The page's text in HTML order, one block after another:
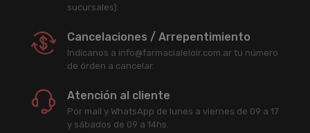
sucursales).
Cancelaciones / Arrepentimiento
Indicanos a info@farmacialeloir.com.ar tu número
de órden a cancelar.
Atención al cliente
Por mail y WhatsApp de lunes a viernes de 09 a 17
y sábados de 09 a 14hs.